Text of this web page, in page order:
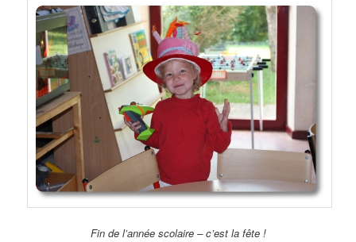
Fin de l’année scolaire – c’est la fête !